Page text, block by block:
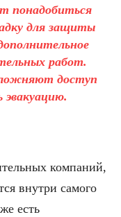
понадобиться
для защиты
работ.
доступ
компаний,
внутри самого
есть